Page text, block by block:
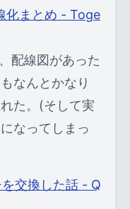
化まとめ - Toge
配線図があった
なんとかなり
た。(そして実
なってしまっ
交換した話 - Q